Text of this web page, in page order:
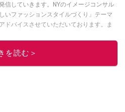
信していきます。NYのイメージコンサル
いファッションスタイルづくり」テーマ
ドバイスさせていただいております。ま
ンサルタント（25年以上のキャリア）か
を読む＞